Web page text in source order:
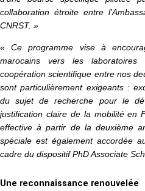
collaboration étroite entre
CNRST. »
« Ce programme vise à
marocains vers les
coopération scientifique entre nos
sont particulièrement exigeants :
du sujet de recherche pour le
justification claire de la mobilité en
effective à partir de la deuxième
spéciale est également accordée
cadre du dispositif PhD Associate
Une reconnaissance renouvelée